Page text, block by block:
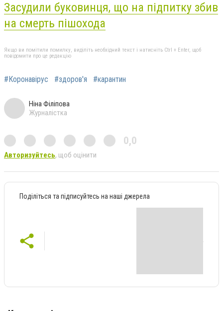
Засудили буковинця, що на підпитку збив
на смерть пішохода
Якщо ви помітили помилку, виділіть необхідний текст і натисніть Ctrl + Enter, щоб
повідомити про це редакцію
#Коронавірус #здоров'я #карантин
Ніна Філіпова
Журналістка
0,0
Авторизуйтесь, щоб оцінити
Поділіться та підписуйтесь на наші джерела